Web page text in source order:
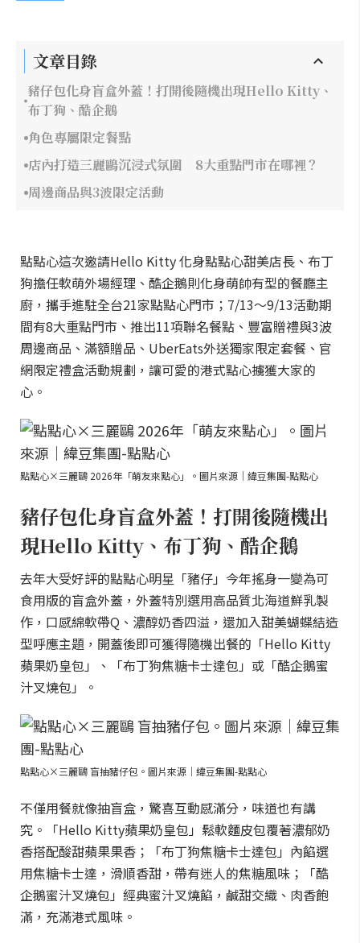
文章目錄
豬仔包化身盲盒外蓋！打開後隨機出現Hello Kitty、
布丁狗、酷企鵝
角色專屬限定餐點
店內打造三麗鷗沉浸式氛圍 8大重點門市在哪裡？
周邊商品與3波限定活動
點點心這次邀請Hello Kitty 化身點點心甜美店長、布丁
狗擔任軟萌外場經理、酷企鵝則化身萌帥有型的餐廳主
廚，攜手進駐全台21家點點心門市；7/13～9/13活動期
間有8大重點門市、推出11項聯名餐點、豐富贈禮與3波
周邊商品、滿額贈品、UberEats外送獨家限定套餐、官
網限定禮盒活動規劃，讓可愛的港式點心擄獲大家的
心。
點點心×三麗鷗 2026年「萌友來點心」。圖片來源｜緯豆集團-點點心
豬仔包化身盲盒外蓋！打開後隨機出
現Hello Kitty、布丁狗、酷企鵝
去年大受好評的點點心明星「豬仔」今年搖身一變為可
食用版的盲盒外蓋，外蓋特別選用高品質北海道鮮乳製
作，口感綿軟帶Q、濃醇奶香四溢，還加入甜美蝴蝶結造
型呼應主題，開蓋後即可獲得隨機出餐的「Hello Kitty
蘋果奶皇包」、「布丁狗焦糖卡士達包」或「酷企鵝蜜
汁叉燒包」。
點點心×三麗鷗 盲抽豬仔包。圖片來源｜緯豆集團-點點心
不僅用餐就像抽盲盒，驚喜互動感滿分，味道也有講
究。「Hello Kitty蘋果奶皇包」鬆軟麵皮包覆著濃郁奶
香搭配酸甜蘋果果香；「布丁狗焦糖卡士達包」內餡選
用焦糖卡士達，滑順香甜，帶有迷人的焦糖風味；「酷
企鵝蜜汁叉燒包」經典蜜汁叉燒餡，鹹甜交織、肉香飽
滿，充滿港式風味。